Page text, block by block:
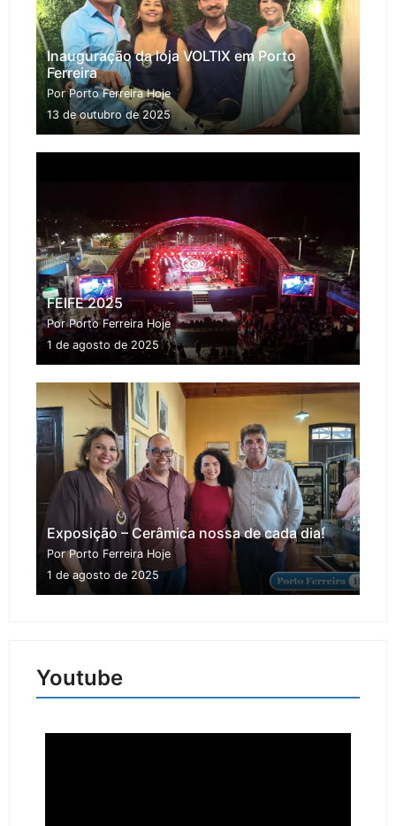
Inauguração da loja VOLTIX em Porto
Ferreira
Por Porto Ferreira Hoje
13 de outubro de 2025
FEIFE 2025
Por Porto Ferreira Hoje
1 de agosto de 2025
Exposição – Cerâmica nossa de cada dia!
Por Porto Ferreira Hoje
1 de agosto de 2025
Youtube